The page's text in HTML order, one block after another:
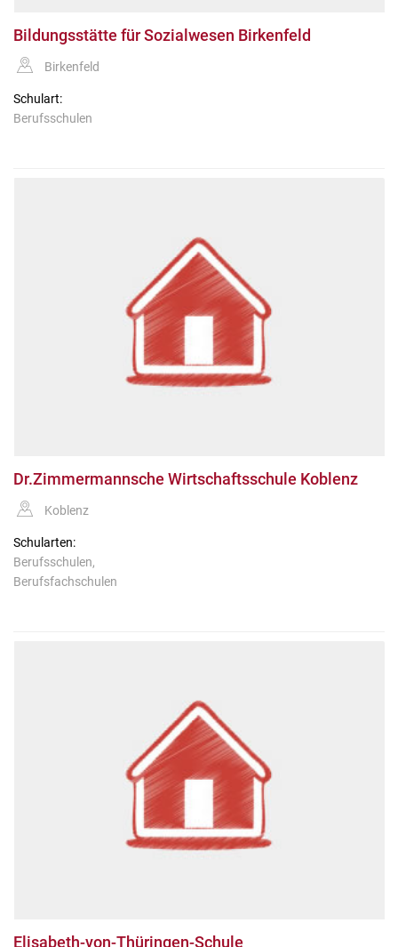
Bildungsstätte für Sozialwesen Birkenfeld
Birkenfeld
Schulart:
Berufsschulen
Dr.Zimmermannsche Wirtschaftsschule Koblenz
Koblenz
Schularten:
Berufsschulen,
Berufsfachschulen
Elisabeth-von-Thüringen-Schule